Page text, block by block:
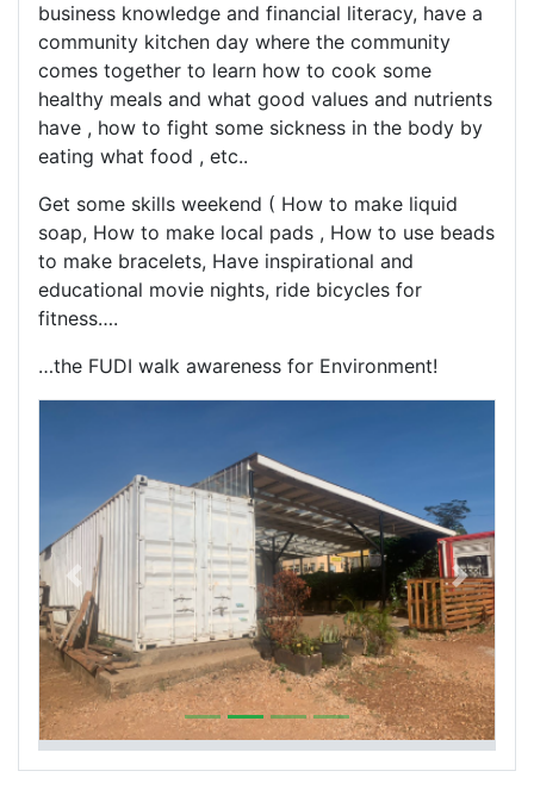
Previous Next
business knowledge and financial literacy, have a
community kitchen day where the community
comes together to learn how to cook some
healthy meals and what good values and nutrients
have , how to fight some sickness in the body by
eating what food , etc..
Get some skills weekend ( How to make liquid
soap, How to make local pads , How to use beads
to make bracelets, Have inspirational and
educational movie nights, ride bicycles for
fitness….
…the FUDI walk awareness for Environment!